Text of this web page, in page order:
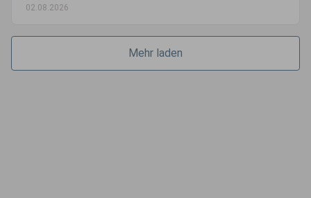
02.08.2026
Mehr laden